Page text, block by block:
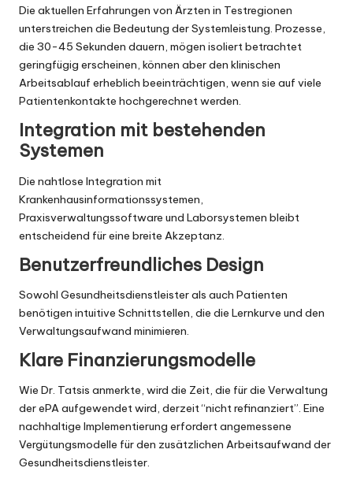
Die aktuellen Erfahrungen von Ärzten in Testregionen
unterstreichen die Bedeutung der Systemleistung. Prozesse,
die 30-45 Sekunden dauern, mögen isoliert betrachtet
geringfügig erscheinen, können aber den klinischen
Arbeitsablauf erheblich beeinträchtigen, wenn sie auf viele
Patientenkontakte hochgerechnet werden.
Integration mit bestehenden
Systemen
Die nahtlose Integration mit
Krankenhausinformationssystemen,
Praxisverwaltungssoftware und Laborsystemen bleibt
entscheidend für eine breite Akzeptanz.
Benutzerfreundliches Design
Sowohl Gesundheitsdienstleister als auch Patienten
benötigen intuitive Schnittstellen, die die Lernkurve und den
Verwaltungsaufwand minimieren.
Klare Finanzierungsmodelle
Wie Dr. Tatsis anmerkte, wird die Zeit, die für die Verwaltung
der ePA aufgewendet wird, derzeit “nicht refinanziert”. Eine
nachhaltige Implementierung erfordert angemessene
Vergütungsmodelle für den zusätzlichen Arbeitsaufwand der
Gesundheitsdienstleister.